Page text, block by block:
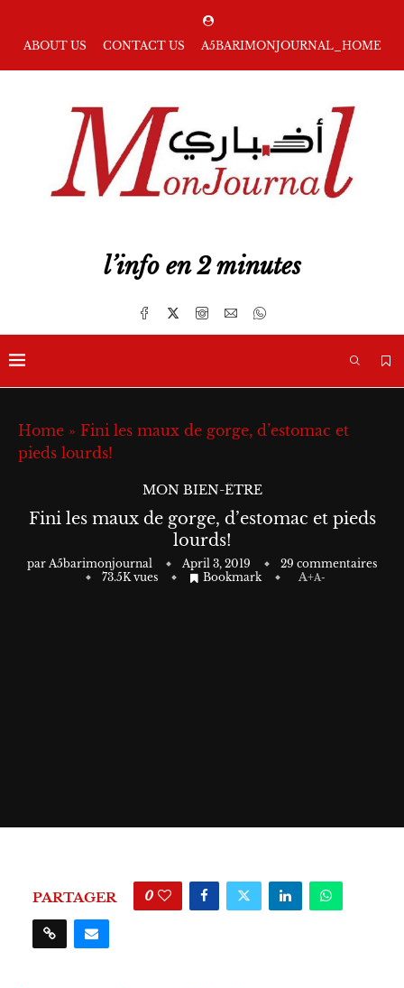
ABOUT US CONTACT US A5BARIMONJOURNAL_HOME
l’info en 2 minutes
Home » Fini les maux de gorge, d’estomac et
pieds lourds!
MON BIEN-ÊTRE
Fini les maux de gorge, d’estomac et pieds
lourds!
par A5barimonjournal April 3, 2019
29 commentaires
73.5Kvues Bookmark A+A-
PARTAGER 0